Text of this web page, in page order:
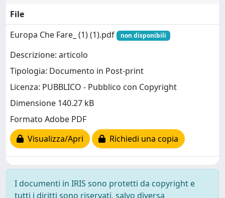
File
Europa Che Fare_ (1) (1).pdf
non disponibili
Descrizione: articolo
Tipologia: Documento in Post-print
Licenza: PUBBLICO - Pubblico con Copyright
Dimensione 140.27 kB
Formato Adobe PDF
Visualizza/Apri
Richiedi una copia
I documenti in IRIS sono protetti da copyright e
tutti i diritti sono riservati, salvo diversa